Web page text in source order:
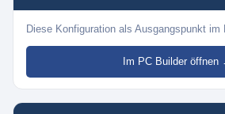
Diese Konfiguration als Ausgangspunkt im
Im PC Builder öffnen